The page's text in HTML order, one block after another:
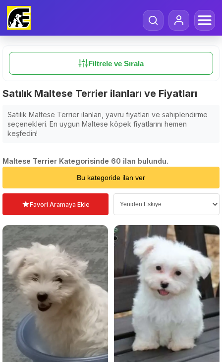
Filtrele ve Sırala
Satılık Maltese Terrier ilanları ve Fiyatları
Satılık Maltese Terrier ilanları, yavru fiyatları ve sahiplendirme
seçenekleri. En uygun Maltese köpek fiyatlarını hemen
keşfedin!
Maltese Terrier Kategorisinde 60 ilan bulundu.
Bu kategoride ilan ver
Favori Aramaya Ekle